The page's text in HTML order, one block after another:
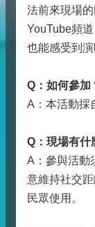
法前來現場
YouTube頻
也能感受到演
Q ：如何參
A：本活動採
Q ：現場有
A：參與活動
意維持社交
民眾使用。